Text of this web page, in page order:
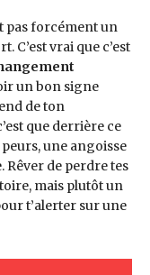
pas forcément un
vrai que c’est
un bon signe
de ton
que derrière ce
une angoisse
Rêver de perdre tes
mais plutôt un
t’alerter sur une